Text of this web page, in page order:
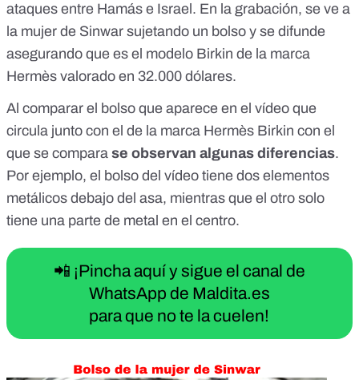
ataques entre Hamás e Israel . En la grabación, se ve a
la mujer de Sinwar sujetando un bolso y se difunde
asegurando que es el modelo Birkin de la marca
Hermès valorado en 32.000 dólares.
Al comparar el bolso que aparece en el vídeo que
circula junto con el de la marca Hermès Birkin con el
que se compara se observan algunas diferencias.
Por ejemplo, el bolso del vídeo tiene dos elementos
metálicos debajo del asa, mientras que el otro solo
tiene una parte de metal en el centro.
📲 ¡Pincha aquí y sigue el canal de
WhatsApp de Maldita.es
para que no te la cuelen!